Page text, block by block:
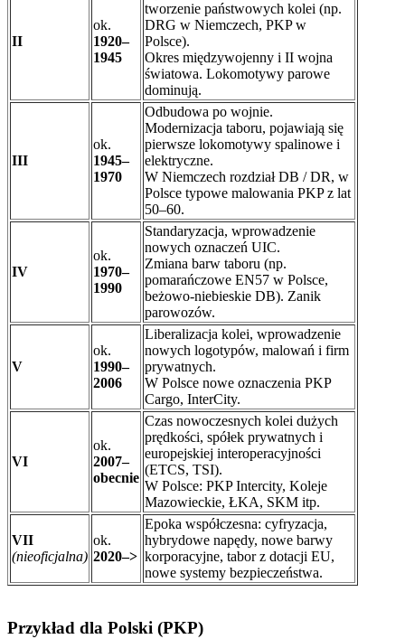
II
ok.
1920–
1945
tworzenie państwowych kolei (np.
DRG w Niemczech, PKP w
Polsce).
Okres międzywojenny i II wojna
światowa. Lokomotywy parowe
dominują.
III
ok.
1945–
1970
Odbudowa po wojnie.
Modernizacja taboru, pojawiają się
pierwsze lokomotywy spalinowe i
elektryczne.
W Niemczech rozdział DB / DR, w
Polsce typowe malowania PKP z lat
50–60.
IV
ok.
1970–
1990
Standaryzacja, wprowadzenie
nowych oznaczeń UIC.
Zmiana barw taboru (np.
pomarańczowe EN57 w Polsce,
beżowo-niebieskie DB). Zanik
parowozów.
V
ok.
1990–
2006
Liberalizacja kolei, wprowadzenie
nowych logotypów, malowań i firm
prywatnych.
W Polsce nowe oznaczenia PKP
Cargo, InterCity.
VI
ok.
2007–
obecnie
Czas nowoczesnych kolei dużych
prędkości, spółek prywatnych i
europejskiej interoperacyjności
(ETCS, TSI).
W Polsce: PKP Intercity, Koleje
Mazowieckie, ŁKA, SKM itp.
VII
(nieoficjalna)
ok.
2020–>
Epoka współczesna: cyfryzacja,
hybrydowe napędy, nowe barwy
korporacyjne, tabor z dotacji EU,
nowe systemy bezpieczeństwa.
Przykład dla Polski (PKP)